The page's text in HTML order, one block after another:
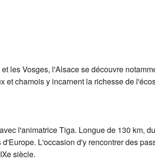
les Vosges, l'Alsace se découvre
et chamois y incarnent la richesse de
l'animatrice Tiga. Longue de 130 km,
L'occasion d'y rencontrer des
siècle.